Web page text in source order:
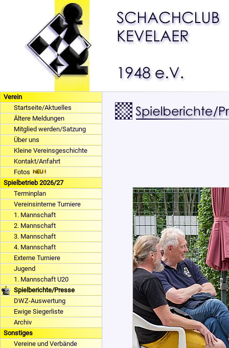
Verein
Startseite/Aktuelles
Ältere Meldungen
Mitglied werden/Satzung
Über uns
Kleine Vereinsgeschichte
Kontakt/Anfahrt
Fotos
Spielbetrieb 2026/27
Terminplan
Vereinsinterne Turniere
1. Mannschaft
2. Mannschaft
3. Mannschaft
4. Mannschaft
Externe Turniere
Jugend
1. Mannschaft U20
Spielberichte/Presse
DWZ-Auswertung
Ewige Siegerliste
Archiv
Sonstiges
Vereine und Verbände